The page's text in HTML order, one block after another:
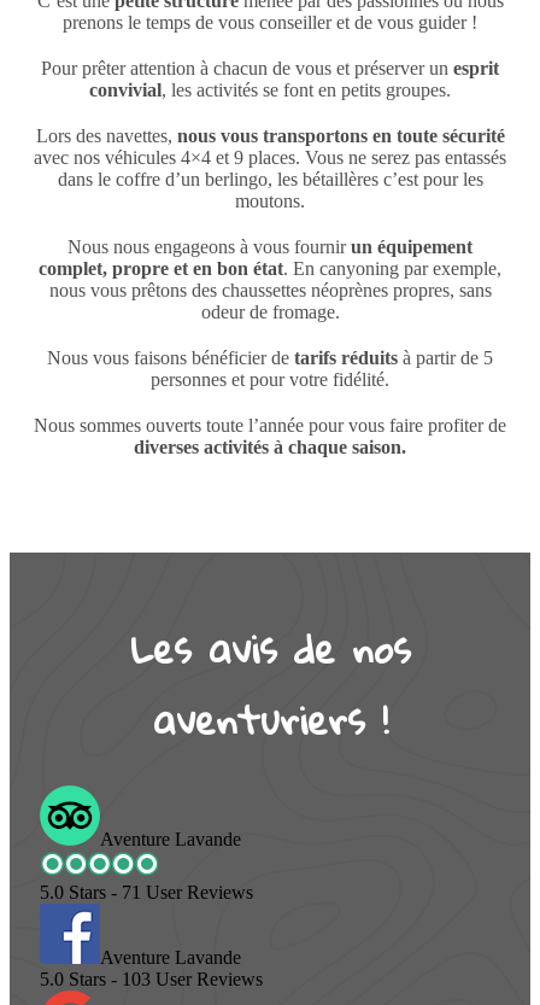
prenons le temps de vous conseiller et de vous guider !
Pour prêter attention à chacun de vous et préserver un esprit
convivial, les activités se font en petits groupes.
Lors des navettes, nous vous transportons en toute sécurité
avec nos véhicules 4×4 et 9 places. Vous ne serez pas entassés
dans le coffre d’un berlingo, les bétaillères c’est pour les
moutons.
Nous nous engageons à vous fournirun équipement
complet, propre et en bon état. En canyoning par exemple,
nous vous prêtons des chaussettes néoprènes propres, sans
odeur de fromage.
Nous vous faisons bénéficier de tarifs réduits à partir de 5
personnes et pour votre fidélité.
Nous sommes ouverts toute l’année pour vous faire profiter de
diverses activités à chaque saison.
Les avis de nos
aventuriers !
Aventure Lavande
5.0 Stars - 71 User Reviews
Aventure Lavande
5.0 Stars - 103 User Reviews